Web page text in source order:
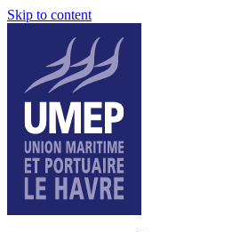
Skip to content